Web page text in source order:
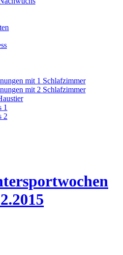
mit 1 Schlafzimmer
mit 2 Schlafzimmer
1
2